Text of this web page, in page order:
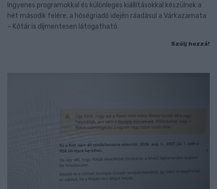
Ingyenes programokkal és különleges kiállításokkal készülnek a
hét második felére, a hőségriadó idején ráadásul a Várkazamata
– Kőtár is díjmentesen látogatható.
Szólj hozzá!